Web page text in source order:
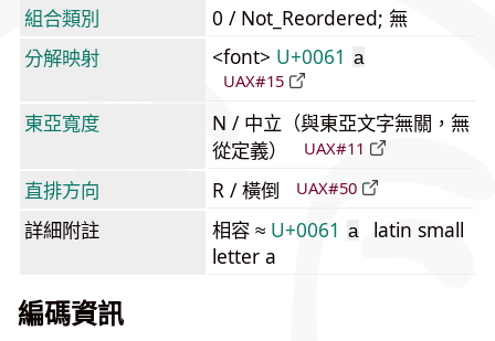
組合類別
0 / Not_Reordered; 無
分解映射
<font> U+0061 a
UAX#15
東亞寬度
N / 中立（與東亞文字無關，無
從定義）
UAX#11
直排方向 R / 橫倒 UAX#50
詳細附註 相容 ≈ U+0061 a
latin small
letter a
編碼資訊